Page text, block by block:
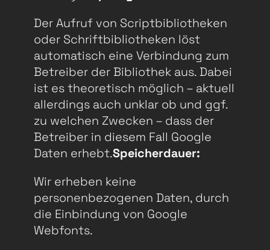
Der Aufruf von Scriptbibliotheken
oder Schriftbibliotheken löst
automatisch eine Verbindung zum
Betreiber der Bibliothek aus. Dabei
ist es theoretisch möglich – aktuell
allerdings auch unklar ob und ggf.
zu welchen Zwecken – dass der
Betreiber in diesem Fall Google
Daten erhebt.Speicherdauer:
Wir erheben keine
personenbezogenen Daten, durch
die Einbindung von Google
Webfonts.